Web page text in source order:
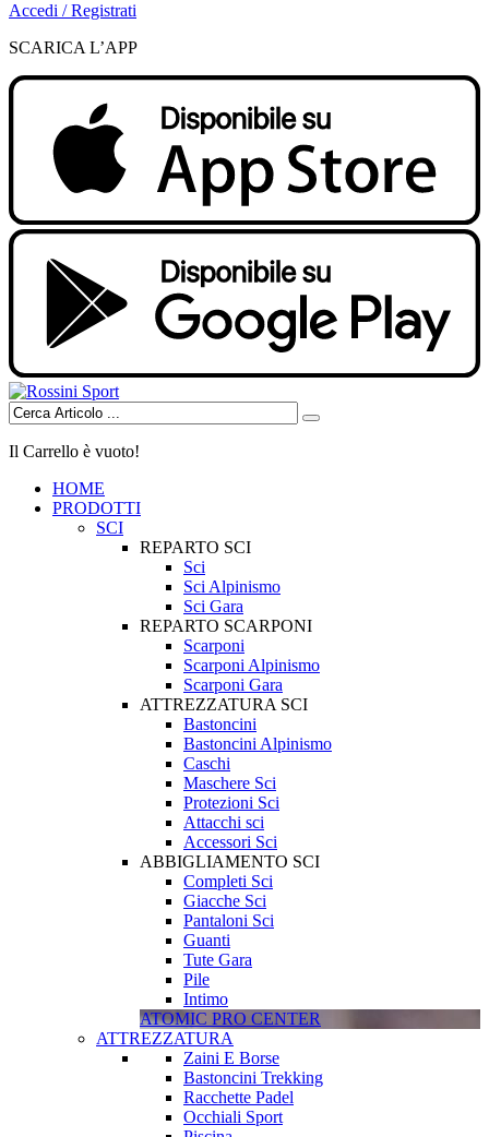
Accedi / Registrati
SCARICA L’APP
Il Carrello è vuoto!
HOME
PRODOTTI
SCI
REPARTO SCI
Sci
Sci Alpinismo
Sci Gara
REPARTO SCARPONI
Scarponi
Scarponi Alpinismo
Scarponi Gara
ATTREZZATURA SCI
Bastoncini
Bastoncini Alpinismo
Caschi
Maschere Sci
Protezioni Sci
Attacchi sci
Accessori Sci
ABBIGLIAMENTO SCI
Completi Sci
Giacche Sci
Pantaloni Sci
Guanti
Tute Gara
Pile
Intimo
ATOMIC PRO CENTER
ATTREZZATURA
Zaini E Borse
Bastoncini Trekking
Racchette Padel
Occhiali Sport